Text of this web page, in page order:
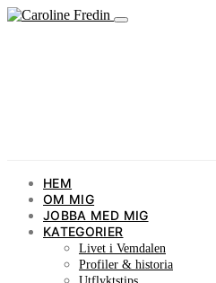
HEM
OM MIG
JOBBA MED MIG
KATEGORIER
Livet i Vemdalen
Profiler & historia